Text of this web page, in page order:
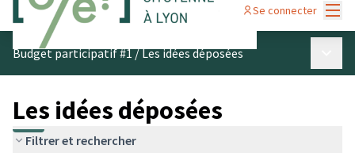
Se connecter
Budget participatif #1/Les idées déposées
Les idées déposées
Filtrer et rechercher